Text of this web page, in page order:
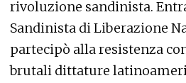
rivoluzione sandinista.
Sandinista di Liberazione
partecipò alla resistenza
brutali dittature